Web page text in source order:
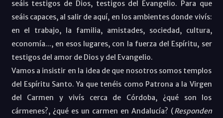
seáis testigos de Dios, testigos del Evangelio. Para que
seáis capaces, al salir de aquí, en los ambientes donde vivís:
en el trabajo, la familia, amistades, sociedad, cultura,
economía..., en esos lugares, con la fuerza del Espíritu, ser
testigos del amor de Dios y del Evangelio.
Vamos a insistir en la idea de que nosotros somos templos
del Espíritu Santo. Ya que tenéis como Patrona a la Virgen
del Carmen y vivís cerca de Córdoba, ¿qué son los
cármenes?, ¿qué es un carmen en Andalucía? (Responden